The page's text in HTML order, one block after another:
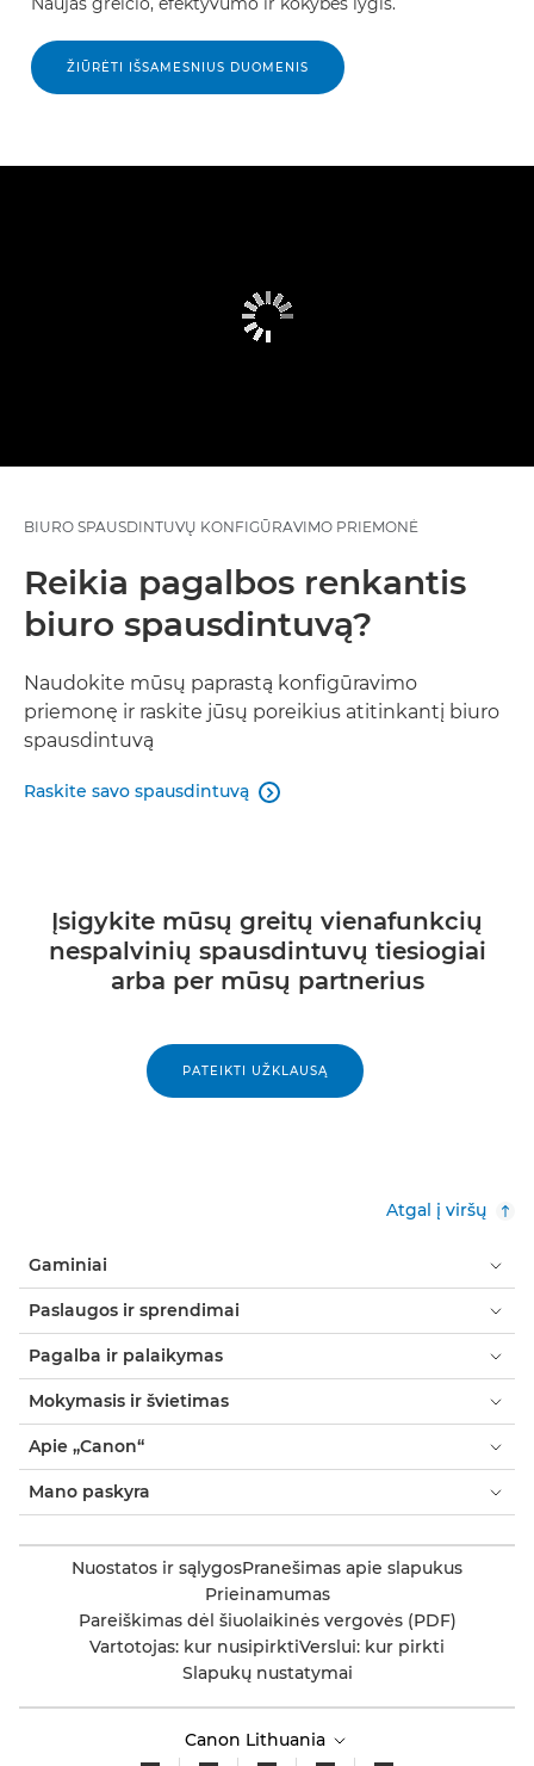
ŽIŪRĖTI IŠSAMESNIUS DUOMENIS
BIURO SPAUSDINTUVŲ KONFIGŪRAVIMO PRIEMONĖ
Reikia pagalbos renkantis
biuro spausdintuvą?
Naudokite mūsų paprastą konfigūravimo
priemonę ir raskite jūsų poreikius atitinkantį biuro
spausdintuvą
Raskite savo spausdintuvą 
Įsigykite mūsų greitų vienafunkcių
nespalvinių spausdintuvų tiesiogiai
arba per mūsų partnerius
PATEIKTI UŽKLAUSĄ
Atgal į viršų
Gaminiai
Paslaugos ir sprendimai
Pagalba ir palaikymas
Mokymasis ir švietimas
Apie „Canon“
Mano paskyra
Nuostatos ir sąlygosPranešimas apie slapukus
Prieinamumas
Pareiškimas dėl šiuolaikinės vergovės (PDF)
Vartotojas: kur nusipirktiVerslui: kur pirkti
Slapukų nustatymai
Canon Lithuania